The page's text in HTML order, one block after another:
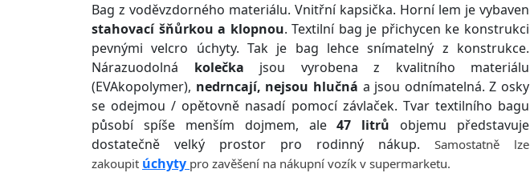
Bag z voděvzdorného materiálu. Vnitřní kapsička. Horní lem je vybaven
stahovací šňůrkou a klopnou. Textilní bag je přichycen ke konstrukci
pevnými velcro úchyty. Tak je bag lehce snímatelný z konstrukce.
Nárazuodolná kolečka jsou vyrobena z kvalitního materiálu
(EVAkopolymer), nedrncají, nejsou hlučná a jsou odnímatelná. Z osky
se odejmou / opětovně nasadí pomocí závlaček. Tvar textilního bagu
působí spíše menším dojmem, ale47 litrů objemu představuje
dostatečně velký prostor pro rodinný nákup. Samostatně lze
zakoupit úchyty pro zavěšení na nákupní vozík v supermarketu.